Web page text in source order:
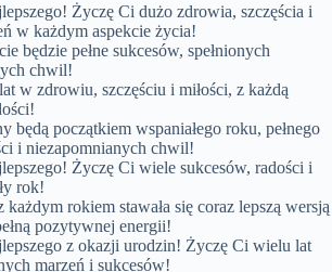
Życzę Ci dużo zdrowia, szczęścia i
w każdym aspekcie życia!
będzie pełne sukcesów, spełnionych
chwil!
w zdrowiu, szczęściu i miłości, z każdą
będą początkiem wspaniałego roku, pełnego
i niezapomnianych chwil!
Życzę Ci wiele sukcesów, radości i
rok!
każdym rokiem stawała się coraz lepszą wersją
pozytywnej energii!
z okazji urodzin! Życzę Ci wielu lat
marzeń i sukcesów!